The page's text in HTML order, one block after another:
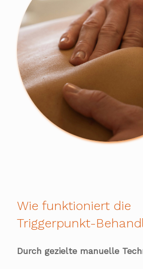
Wie funktioniert die
Triggerpunkt-
Durch gezielte manuelle